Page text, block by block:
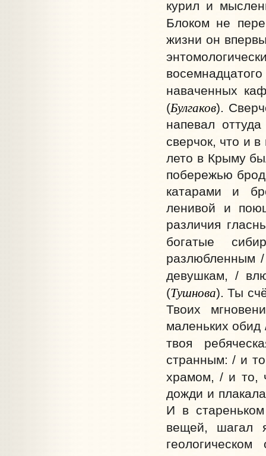
курил и
Блоком не
жизни он
наваченных
(Булгаков).
напевал
сверчок, что и
лето в Крыму
побережью
катарами и
ленивой и
различия
богатые
разлюбленным
девушкам, /
(Тушнова). Ты
Твоих
маленьких
твоя
странным: / и
храмом, / и то,
дожди и
И в
вещей, шагал